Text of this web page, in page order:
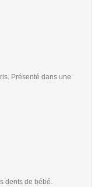
Présenté dans une
dents de bébé.